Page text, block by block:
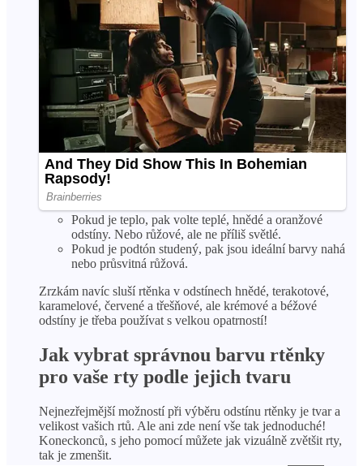
Pokud je teplo, pak volte teplé, hnědé a oranžové
odstíny. Nebo růžové, ale ne příliš světlé.
Pokud je podtón studený, pak jsou ideální barvy nahá
nebo průsvitná růžová.
Zrzkám navíc sluší rtěnka v odstínech hnědé, terakotové,
karamelové, červené a třešňové, ale krémové a béžové
odstíny je třeba používat s velkou opatrností!
Jak vybrat správnou barvu rtěnky
pro vaše rty podle jejich tvaru
Nejnezřejmější možností při výběru odstínu rtěnky je tvar a
velikost vašich rtů. Ale ani zde není vše tak jednoduché!
Koneckonců, s jeho pomocí můžete jak vizuálně zvětšit rty,
tak je zmenšit.